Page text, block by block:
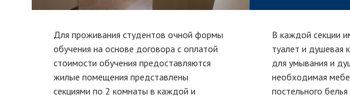
Для проживания студентов очной формы
обучения на основе договора с оплатой
стоимости обучения предоставляются
жилые помещения представлены
секциями по 2 комнаты в каждой и
В каждой секции
туалет и душевая
для умывания и
необходимая
постельного